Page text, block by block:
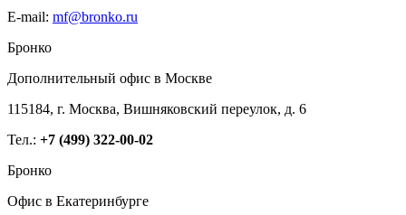
E-mail: mf@bronko.ru
Бронко
Дополнительный офис в Москве
115184, г. Москва, Вишняковский переулок, д. 6
Тел.: +7 (499) 322-00-02
Бронко
Офис в Екатеринбурге